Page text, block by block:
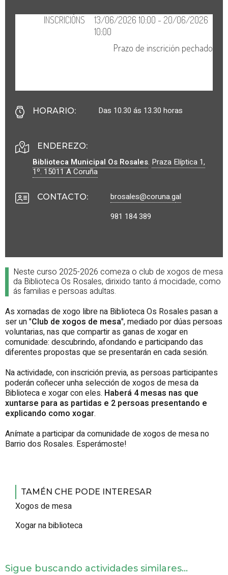
HORARIO: Das 10.30 ás 13.30 horas
ENDEREZO:
Biblioteca Municipal Os Rosales. Praza Elíptica 1,
1º.15011A Coruña
CONTACTO: brosales@coruna.gal
981 184 389
Neste curso 2025-2026 comeza o club de xogos de mesa
da Biblioteca Os Rosales, dirixido tanto á mocidade, como
ás familias e persoas adultas.
As xornadas de xogo libre na Biblioteca Os Rosales pasan a
ser un "Club de xogos de mesa", mediado por dúas persoas
voluntarias, nas que compartir as ganas de xogar en
comunidade: descubrindo, afondando e participando das
diferentes propostas que se presentarán en cada sesión.
Na actividade, con inscrición previa, as persoas participantes
poderán coñecer unha selección de xogos de mesa da
Biblioteca e xogar con eles. Haberá 4 mesas nas que
xuntarse para as partidas e 2 persoas presentando e
explicando como xogar.
Anímate a participar da comunidade de xogos de mesa no
Barrio dos Rosales. Esperámoste!
TAMÉN CHE PODE INTERESAR
Xogos de mesa
Xogar na biblioteca
Sigue buscando actividades similares...